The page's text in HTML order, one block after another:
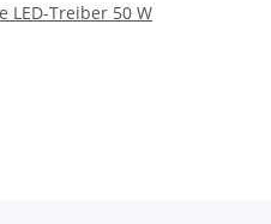
LED-Treiber 50 W